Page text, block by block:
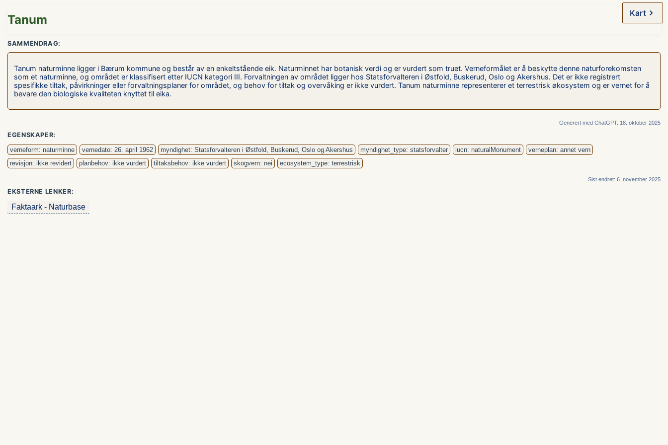
Kart
Tanum
SAMMENDRAG:
Tanum naturminne ligger i Bærum kommune og består av en enkeltstående eik. Naturminnet har botanisk verdi og er vurdert som truet. Verneformålet er å beskytte denne naturforekomsten
som et naturminne, og området er klassifisert etter IUCN kategori III. Forvaltningen av området ligger hos Statsforvalteren i Østfold, Buskerud, Oslo og Akershus. Det er ikke registrert
spesifikke tiltak, påvirkninger eller forvaltningsplaner for området, og behov for tiltak og overvåking er ikke vurdert. Tanum naturminne representerer et terrestrisk økosystem og er vernet for å
bevare den biologiske kvaliteten knyttet til eika.
Generert med ChatGPT: 18. oktober 2025
EGENSKAPER:
verneform: naturminne
vernedato: 26. april 1962 myndighet: Statsforvalteren i Østfold, Buskerud, Oslo og Akershus myndighet_type: statsforvalter iucn: naturalMonument
verneplan: annet vern
revisjon: ikke revidert
planbehov: ikke vurdert tiltaksbehov: ikke vurdert skogvern: nei ecosystem_type: terrestrisk
Sist endret: 6. november 2025
EKSTERNE LENKER:
Faktaark - Naturbase